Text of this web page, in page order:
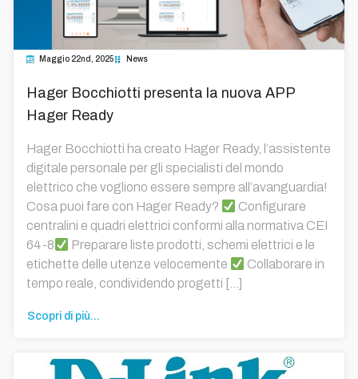
Maggio 22nd, 2025 News
Hager Bocchiotti presenta la nuova APP
Hager Ready
Hager Bocchiotti ha creato Hager Ready, l’assistente
digitale personale per gli specialisti del mondo
elettrico che vogliono essere sempre all’avanguardia!
Cosa puoi fare con Hager Ready?
Configurare
centralini e quadri elettrici conformi alla normativa CEI
64-8
Preparare liste prodotti, schemi elettrici e le
etichette delle utenze velocemente
Collaborare in
tempo reale, condividendo progetti […]
Scopri di più...